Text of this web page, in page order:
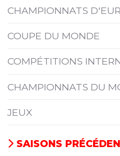
CHAMPIONNATS
COUPE DU MONDE
COMPÉTITIONS
CHAMPIONNATS DU
JEUX
SAISONS